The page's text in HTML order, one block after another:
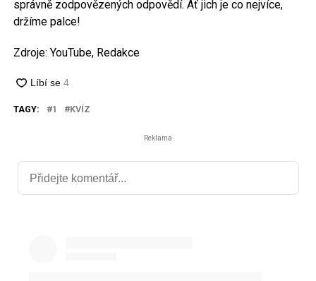
správně zodpovězených odpovědí. Ať jich je co nejvíce,
držíme palce!
Zdroje: YouTube, Redakce
TAGY: 1 KVÍZ
Reklama